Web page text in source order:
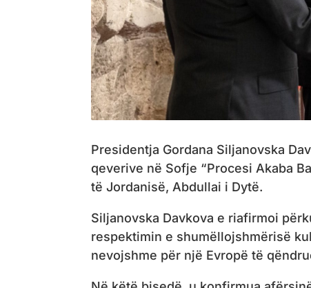
Presidentja Gordana Siljanovska
qeverive në Sofje “Procesi Akaba
të Jordanisë, Abdullai i Dytë.
Siljanovska Davkova e riafirmoi
respektimin e shumëllojshmërisë
nevojshme për një Evropë të